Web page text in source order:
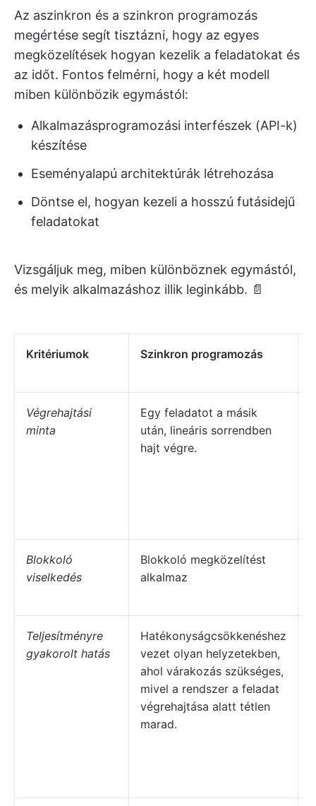
Az aszinkron és a szinkron programozás
megértése segít tisztázni, hogy az egyes
megközelítések hogyan kezelik a feladatokat és
az időt. Fontos felmérni, hogy a két modell
miben különbözik egymástól:
Alkalmazásprogramozási interfészek (API-k)
készítése
Eseményalapú architektúrák létrehozása
Döntse el, hogyan kezeli a hosszú futásidejű
feladatokat
Vizsgáljuk meg, miben különböznek egymástól,
és melyik alkalmazáshoz illik leginkább. 📄
Kritériumok Szinkron programozás
Végrehajtási
minta
Egy feladatot a másik
után, lineáris sorrendben
hajt végre.
Blokkoló
viselkedés
Blokkoló megközelítést
alkalmaz
Teljesítményre
gyakorolt hatás
Hatékonyságcsökkenéshez
vezet olyan helyzetekben,
ahol várakozás szükséges,
mivel a rendszer a feladat
végrehajtása alatt tétlen
marad.